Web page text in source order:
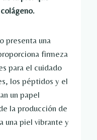
presenta una
firmeza
para el cuidado
los péptidos y el
un papel
la producción de
una piel vibrante y